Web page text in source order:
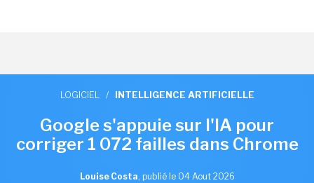
LOGICIEL / INTELLIGENCE ARTIFICIELLE
Google s'appuie sur l'IA pour
corriger 1 072 failles dans Chrome
Louise Costa, publié le 04 Aout 2026